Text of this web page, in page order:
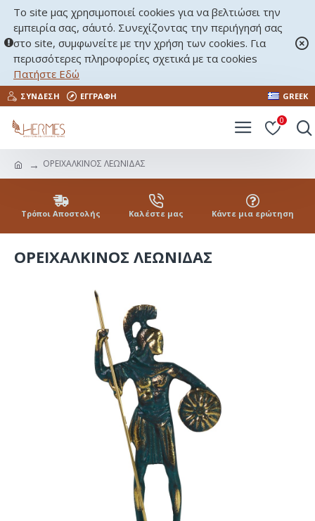
Το site μας χρησιμοποιεί cookies για να βελτιώσει την
εμπειρία σας, σ΄αυτό. Συνεχίζοντας την περιήγησή σας
στο site, συμφωνείτε με την χρήση των cookies. Για
περισσότερες πληροφορίες σχετικά με τα cookies
Πατήστε Εδώ
ΣΎΝΔΕΣΗ ΕΓΓΡΑΦΉ GREEK
0
ΟΡΕΙΧΑΛΚΙΝΟΣ ΛΕΩΝΙΔΑΣ
Τρόποι Αποστολής Καλέστε μας Κάντε μια ερώτηση
ΟΡΕΙΧΑΛΚΙΝΟΣ ΛΕΩΝΙΔΑΣ